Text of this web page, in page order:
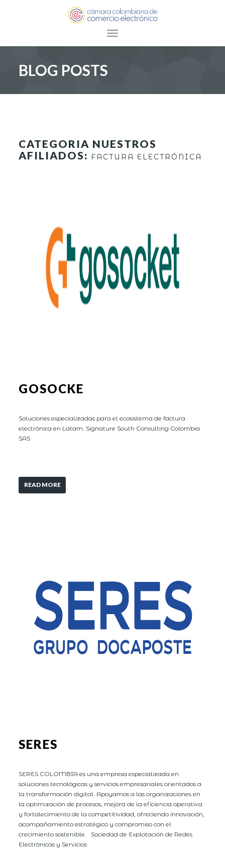
Toggle navigation
BLOG POSTS
CATEGORIA NUESTROS
AFILIADOS: FACTURA ELECTRÓNICA
GOSOCKE
Soluciones especializadas para el ecosistema de factura
electrónica en Latam. Signature South Consulting Colombia
SAS
READ MORE
SERES
SERES COLOMBIA es una empresa especializada en
soluciones tecnológicas y servicios empresariales orientados a
la transformación digital. Apoyamos a las organizaciones en
la optimización de procesos, mejora de la eficiencia operativa
y fortalecimiento de la competitividad, ofreciendo innovación,
acompañamiento estratégico y compromiso con el
crecimiento sostenible. Sociedad de Explotación de Redes
Electrónicas y Servicios